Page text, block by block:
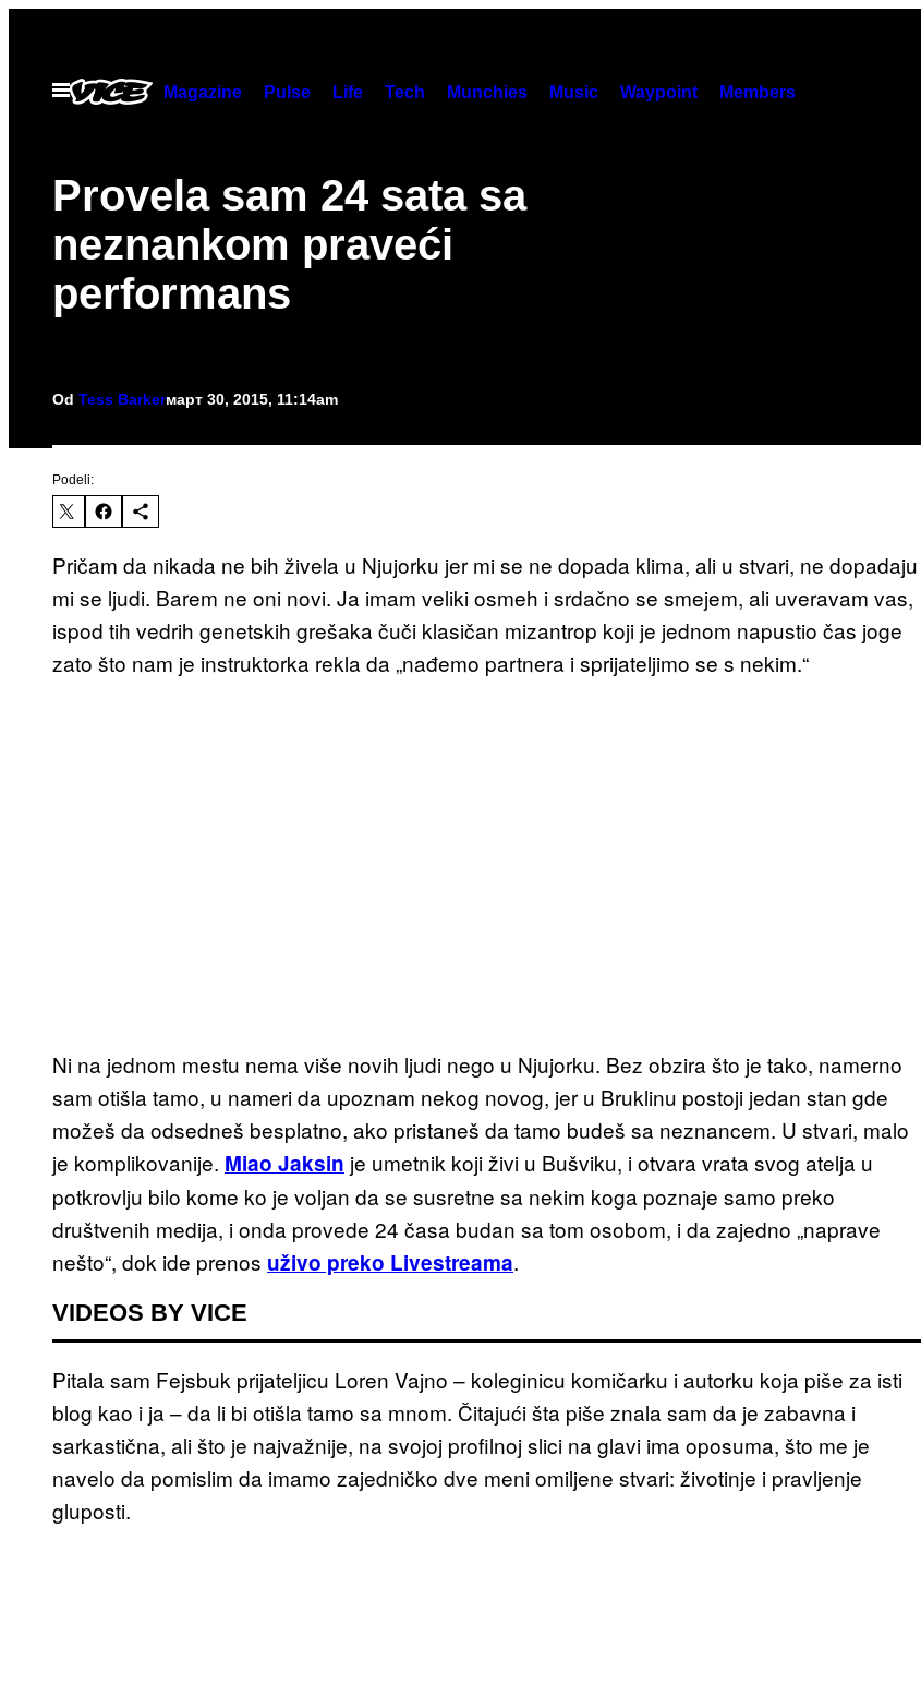
садржај
Otvori
Meni
Magazine Pulse Life Tech Munchies Music Waypoint Members
​Provela sam 24 sata sa
neznankom praveći
performans
Od Tess Barkerмарт 30, 2015, 11:14am
Podeli:
Pričam da nikada ne bih živela u Njujorku jer mi se ne dopada klima, ali u stvari, ne dopadaju
mi se ljudi. Barem ne oni novi. Ja imam veliki osmeh i srdačno se smejem, ali uveravam vas,
ispod tih vedrih genetskih grešaka čuči klasičan mizantrop koji je jednom napustio čas joge
zato što nam je instruktorka rekla da „nađemo partnera i sprijateljimo se s nekim.“
Ni na jednom mestu nema više novih ljudi nego u Njujorku. Bez obzira što je tako, namerno
sam otišla tamo, u nameri da upoznam nekog novog, jer u Bruklinu postoji jedan stan gde
možeš da odsedneš besplatno, ako pristaneš da tamo budeš sa neznancem. U stvari, malo
je komplikovanije. Miao Jaksin je umetnik koji živi u Bušviku, i otvara vrata svog atelja u
potkrovlju bilo kome ko je voljan da se susretne sa nekim koga poznaje samo preko
društvenih medija, i onda provede 24 časa budan sa tom osobom, i da zajedno „naprave
nešto“, dok ide prenos uživo preko Livestreama.
VIDEOS BY VICE
Pitala sam Fejsbuk prijateljicu Loren Vajno – koleginicu komičarku i autorku koja piše za isti
blog kao i ja – da li bi otišla tamo sa mnom. Čitajući šta piše znala sam da je zabavna i
sarkastična, ali što je najvažnije, na svojoj profilnoj slici na glavi ima oposuma, što me je
navelo da pomislim da imamo zajedničko dve meni omiljene stvari: životinje i pravljenje
gluposti.